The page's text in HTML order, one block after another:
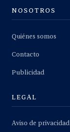
NOSOTROS
Quiénes somos
Contacto
Publicidad
LEGAL
Aviso de privacidad